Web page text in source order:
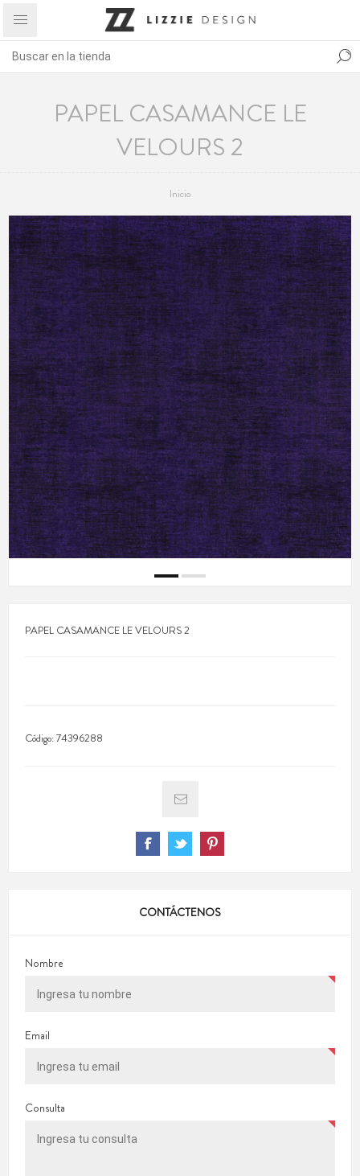
PAPEL CASAMANCE LE
VELOURS 2
Inicio
PAPEL CASAMANCE LE VELOURS 2
Código:74396288
CONTÁCTENOS
Nombre
Email
Consulta